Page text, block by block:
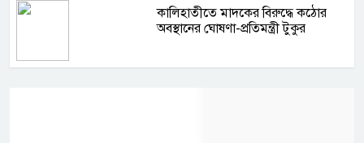
কালিহাতীতে মাদকের বিরুদ্ধে কঠোর
অবস্থানের ঘোষণা-প্রতিমন্ত্রী টুকুর